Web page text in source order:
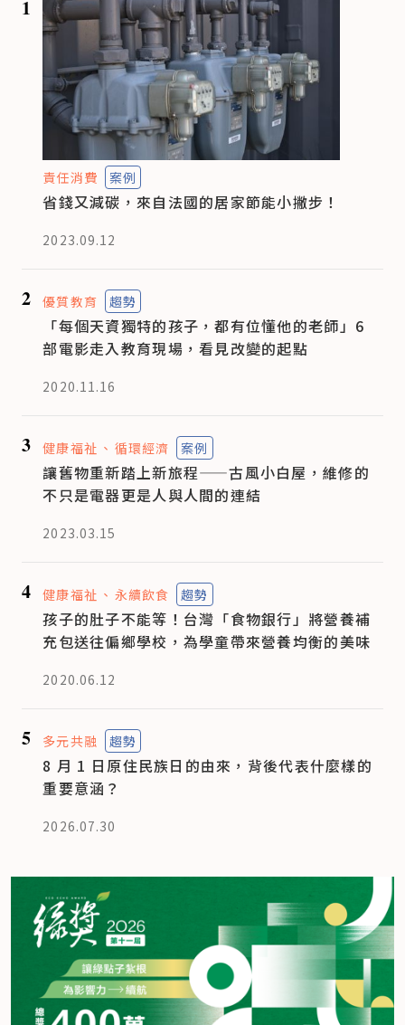
1
責任消費 案例
省錢又減碳，來自法國的居家節能小撇步！
2023.09.12
2 優質教育 趨勢
「每個天資獨特的孩子，都有位懂他的老師」6
部電影走入教育現場，看見改變的起點
2020.11.16
3 健康福祉 循環經濟 案例
讓舊物重新踏上新旅程——古風小白屋，維修的
不只是電器更是人與人間的連結
2023.03.15
4 健康福祉 永續飲食 趨勢
孩子的肚子不能等！台灣「食物銀行」將營養補
充包送往偏鄉學校，為學童帶來營養均衡的美味
2020.06.12
5 多元共融 趨勢
8 月 1 日原住民族日的由來，背後代表什麼樣的
重要意涵？
2026.07.30